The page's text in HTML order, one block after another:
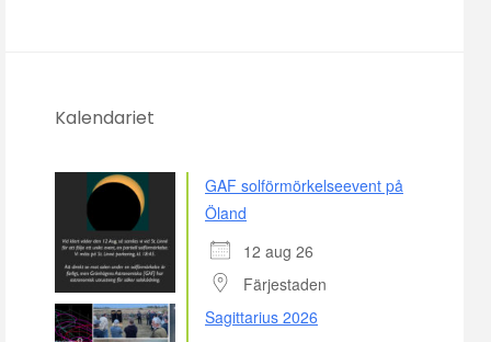
Kalendariet
GAF solförmörkelseevent på
Öland
12 aug 26
Färjestaden
Sagittarius 2026